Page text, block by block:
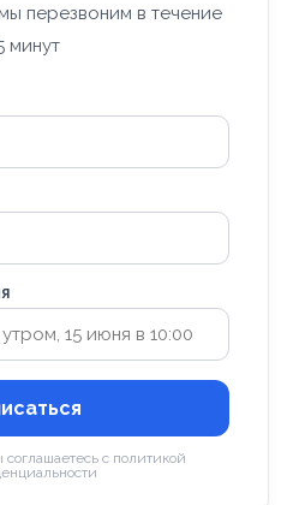
перезвоним в течение
минут
с политикой